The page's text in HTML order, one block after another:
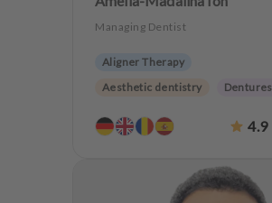
Managing Dentist
Aligner Therapy
Aesthetic dentistry
Dentures
4.9